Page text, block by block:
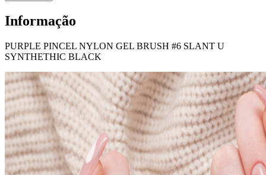
Informação
PURPLE PINCEL NYLON GEL BRUSH #6 SLANT U
SYNTHETHIC BLACK